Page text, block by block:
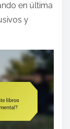
en última
y